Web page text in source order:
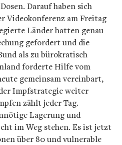
Darauf haben sich
Videokonferenz am Freitag
Länder hatten genau
gefordert und die
als zu bürokratisch
forderte Hilfe vom
gemeinsam vereinbart,
Impfstrategie weiter
zählt jeder Tag.
Lagerung und
im Weg stehen. Es ist jetzt
über 80 und vulnerable